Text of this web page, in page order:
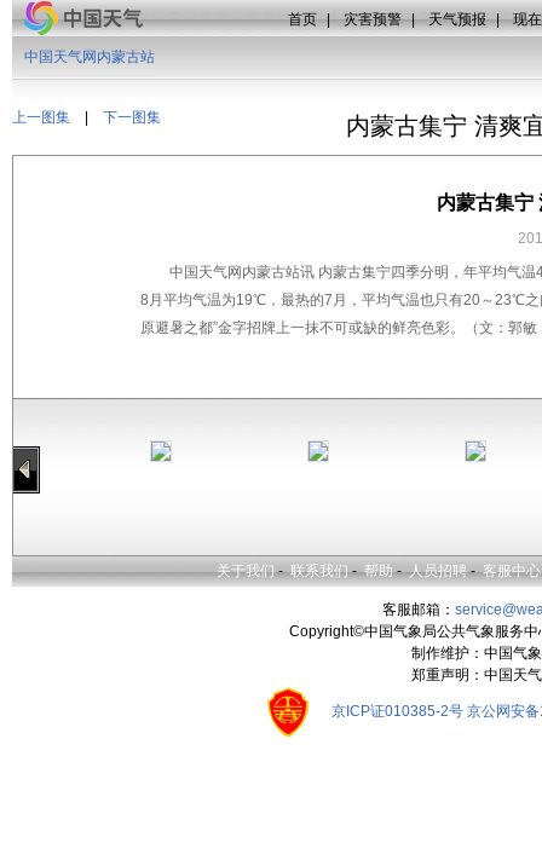
首页 | 灾害预警 | 天气预报 | 现
上一图集 下一图集
中国天气网内蒙古站
内蒙古集宁 清爽
内蒙古集宁
中国天气网内蒙古站讯 内蒙古集宁四季分明，年平均气
8月平均气温为19℃，最热的7月，平均气温也只有20～23℃
原避暑之都”金字招牌上一抹不可或缺的鲜亮色彩。（文：郭
关于我们 - 联系我们 - 帮助 - 人员招聘 - 客服中心
客服邮箱：
Copyright©中国气象局公共气象服务
制作维护：中国气
郑重声明：中国天
京ICP证010385-2号 京公网安